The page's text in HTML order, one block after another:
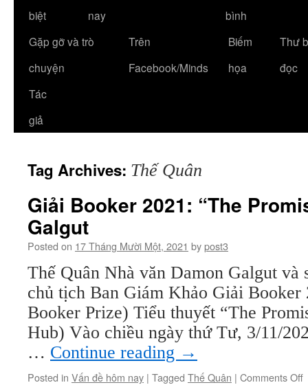
biệt
nay
bình
Gặp gỡ và trò
chuyện
Trên
Facebook/Minds
Biếm
họa
Thư
đọc
Tác
giả
Tag Archives: Thế Quân
Giải Booker 2021: “The
Galgut
Posted on 17 Tháng Mười Một, 2021 bypost3
Thế Quân Nhà văn Damon Galgut và
chủ tịch Ban Giám Khảo Giải Booker
Booker Prize) Tiểu thuyết “The
Hub) Vào chiều ngày thứ Tư, 3/11/
… Continue reading →
Posted in Vấn đề hôm nay | Tagged Thế Quân | Comments Off